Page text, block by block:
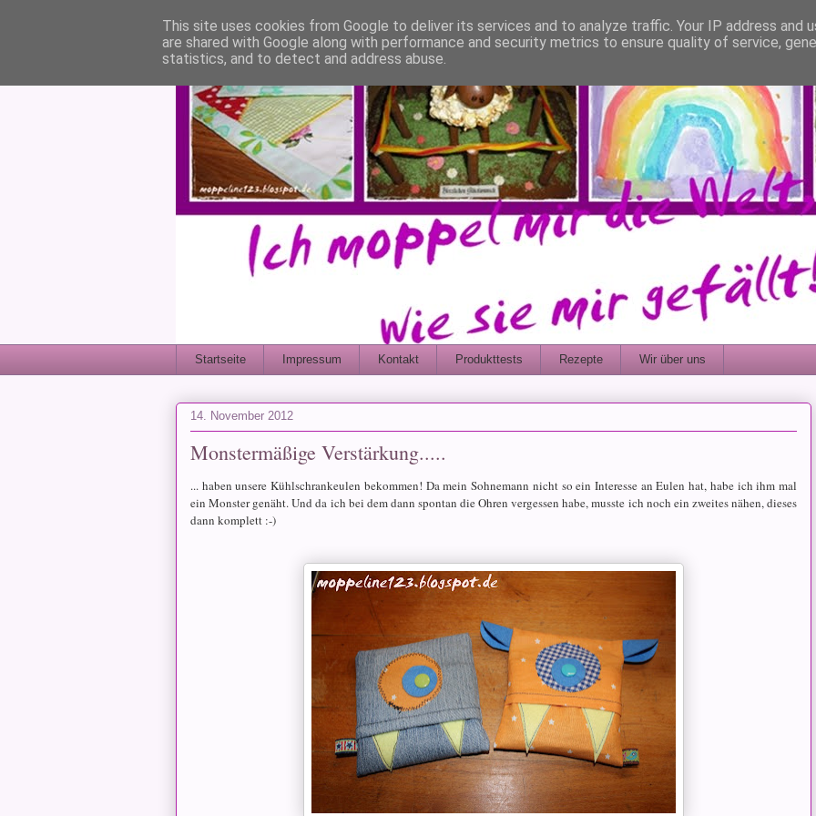
Startseite Impressum Kontakt Produkttests Rezepte Wir über uns
14. November 2012
Monstermäßige Verstärkung.....
... haben unsere Kühlschrankeulen bekommen! Da mein Sohnemann nicht so ein Interesse an Eulen hat, habe ich ihm mal
ein Monster genäht. Und da ich bei dem dann spontan die Ohren vergessen habe, musste ich noch ein zweites nähen, dieses
dann komplett :-)
This site uses cookies from Google to deliver its services and to analyze traffic. Your IP address and
are shared with Google along with performance and security metrics to ensure quality of service,
statistics, and to detect and address abuse.